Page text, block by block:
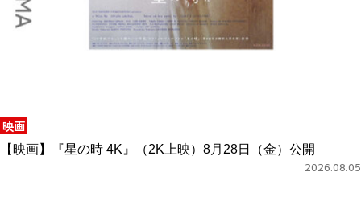
映画
【映画】『星の時 4K』（2K上映）8月28日（金）公開
2026.08.05